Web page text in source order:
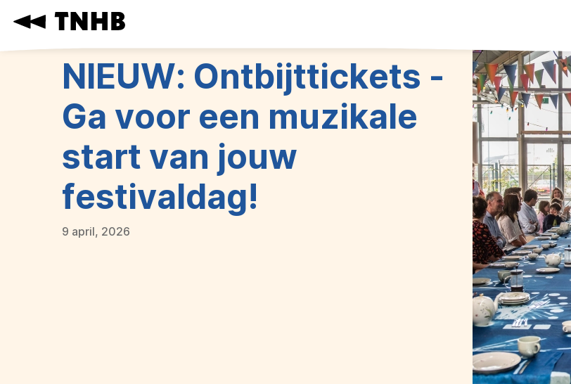
Navigatie
NIEUW: Ontbijttickets -
Ga voor een muzikale
start van jouw
festivaldag!
9 april, 2026